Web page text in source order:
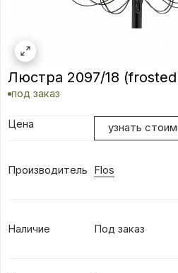
Люстра 2097/18
под заказ
Цена узнать
Производитель Flos
Наличие Под заказ